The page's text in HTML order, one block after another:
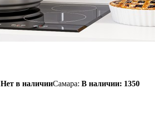
Нет в наличииСамара: В наличии: 1350